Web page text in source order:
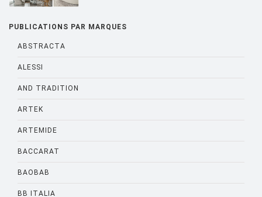
PUBLICATIONS PAR MARQUES
ABSTRACTA
ALESSI
AND TRADITION
ARTEK
ARTEMIDE
BACCARAT
BAOBAB
BB ITALIA